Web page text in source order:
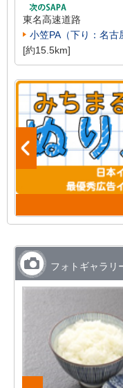
東名高速道路
小笠PA（下り：名古
[約15.5km]
フォトギャラリ